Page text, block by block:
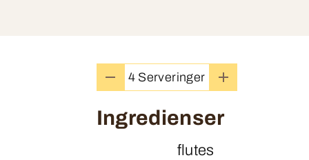
4 Serveringer
Ingredienser
flutes